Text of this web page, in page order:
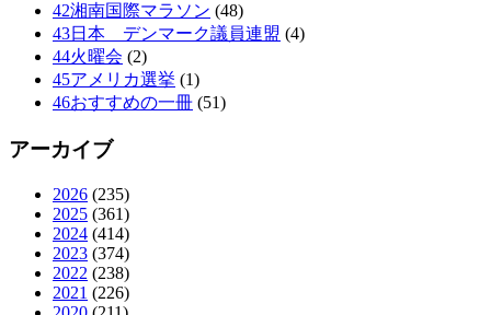
42湘南国際マラソン (48)
43日本 デンマーク議員連盟 (4)
44火曜会 (2)
45アメリカ選挙 (1)
46おすすめの一冊 (51)
アーカイブ
2026 (235)
2025 (361)
2024 (414)
2023 (374)
2022 (238)
2021 (226)